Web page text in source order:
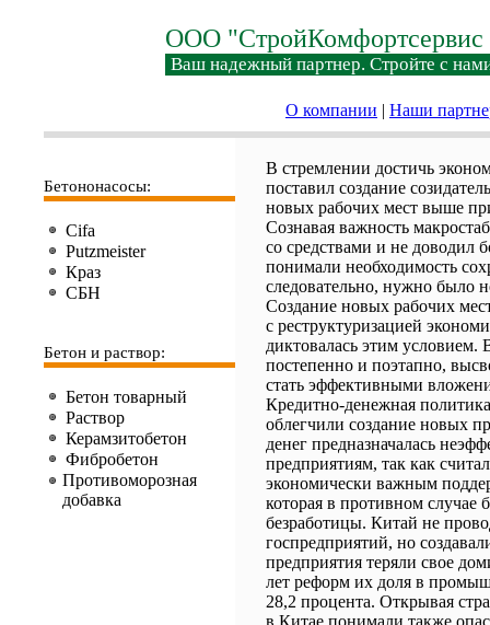
ООО "СтройКомфортсервис
Ваш надежный партнер. Стройте с
О компании | Наши
Бетононасосы:
Cifa
Putzmeister
Краз
СБН
Бетон и раствор:
Бетон товарный
Раствор
Керамзитобетон
Фибробетон
Противоморозная
добавка
В стремлении достичь
поставил создание
новых рабочих мест выше
Сознавая важность
со средствами и не доводил
понимали необходимость
следовательно, нужно было
Создание новых рабочих
с реструктуризацией
диктовалась этим
постепенно и поэтапно,
стать эффективными
Кредитно-денежная
облегчили создание новых
денег предназначалась
предприятиям, так как
экономически важным
которая в противном
безработицы. Китай не
госпредприятий, но
предприятия теряли свое
лет реформ их доля в
28,2 процента. Открывая
в Китае понимали также